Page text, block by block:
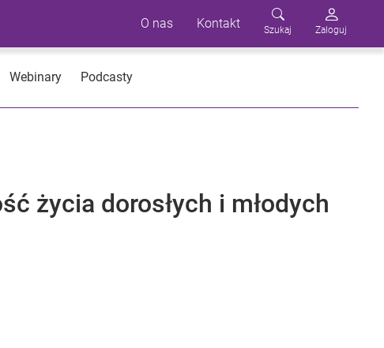
O nas Kontakt Szukaj Zaloguj
Webinary Podcasty
życia dorosłych i młodych